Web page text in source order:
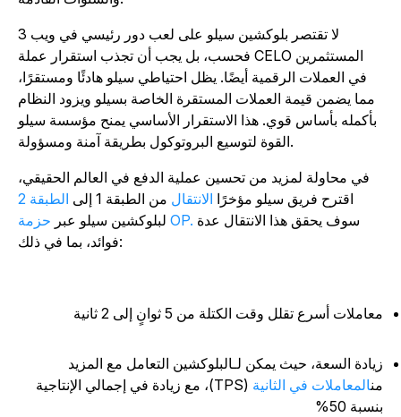
لا تقتصر بلوكشين سيلو على لعب دور رئيسي في ويب 3
فحسب، بل يجب أن تجذب استقرار عملة CELO المستثمرين
في العملات الرقمية أيضًا. يظل احتياطي سيلو هادئًا ومستقرًا،
مما يضمن قيمة العملات المستقرة الخاصة بسيلو ويزود النظام
بأكمله بأساس قوي. هذا الاستقرار الأساسي يمنح مؤسسة سيلو
في محاولة لمزيد من تحسين عملية الدفع في العالم الحقيقي،
اقترح فريق سيلو مؤخرًاالانتقالمن الطبقة 1 إلى
الطبقة 2
لبلوكشين سيلو عبرحزمة OP.سوف يحقق هذا الانتقال عدة
أسرع تقلل وقت الكتلة من 5 ثوانٍ إلى 2 ثانية
السعة، حيث يمكن لـالبلوكشين التعامل مع المزيد
المعاملات في الثانية
(TPS)، مع زيادة في إجمالي الإنتاجية
50%